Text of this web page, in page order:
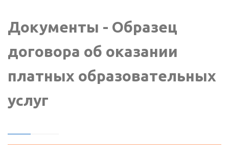
Документы - Образец
договора об оказании
платных образовательных
услуг